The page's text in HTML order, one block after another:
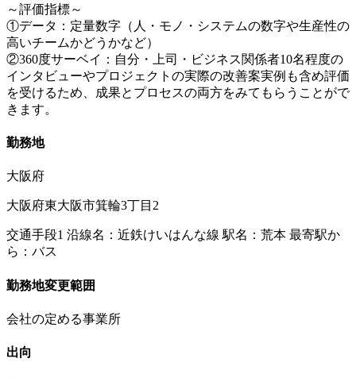
～評価指標～
①データ：定量数字（人・モノ・システムの数字や生産性の
高いチームかどうかなど）
②360度サーベイ：自分・上司・ビジネス関係者10名程度の
インタビューやプロジェクトの実際の改善案実例も含め評価
を受けるため、成果とプロセスの両方をみてもらうことがで
きます。
勤務地
大阪府
大阪府東大阪市箕輪3丁目2
交通手段1 沿線名：近鉄けいはんな線 駅名：荒本 最寄駅か
ら：バス
勤務地変更範囲
会社の定める事業所
出向